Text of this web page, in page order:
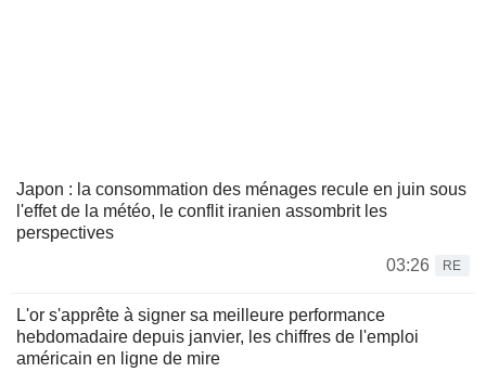
Japon : la consommation des ménages recule en juin sous
l'effet de la météo, le conflit iranien assombrit les
perspectives
03:26
RE
L'or s'apprête à signer sa meilleure performance
hebdomadaire depuis janvier, les chiffres de l'emploi
américain en ligne de mire